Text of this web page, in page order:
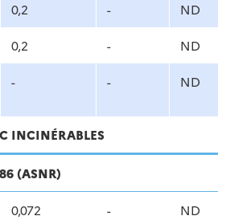
0,2 - ND
0,2 - ND
- - ND
INCINÉRABLES
(ASNR)
0,072 - ND